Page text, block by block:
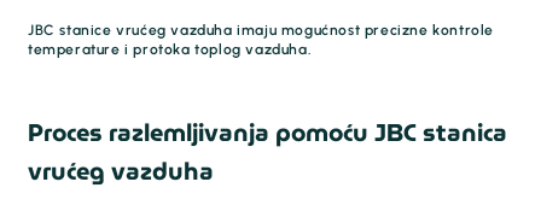
JBC stanice vrućeg vazduha imaju mogućnost precizne kontrole
temperature i protoka toplog vazduha.
Proces razlemljivanja pomoću JBC stanica
vrućeg vazduha